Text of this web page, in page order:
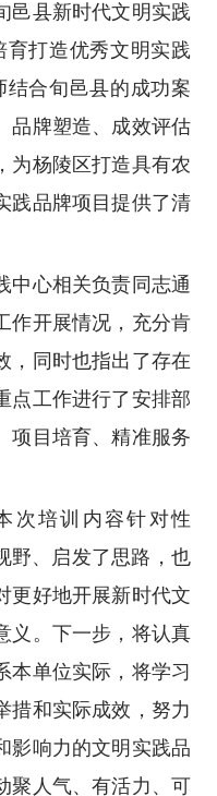
邑县新时代文明实践
育打造优秀文明实践
结合旬邑县的成功案
品牌塑造、成效评估
为杨陵区打造具有农
践品牌项目提供了清
中心相关负责同志通
作开展情况，充分肯
，同时也指出了存在
点工作进行了安排部
项目培育、精准服务
次培训内容针对性
野、启发了思路，也
更好地开展新时代文
义。下一步，将认真
本单位实际，将学习
措和实际成效，努力
影响力的文明实践品
聚人气、有活力、可